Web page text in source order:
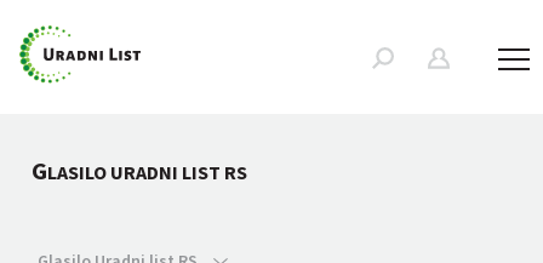
GLASILO URADNI LIST RS